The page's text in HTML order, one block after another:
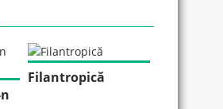
Filantropică